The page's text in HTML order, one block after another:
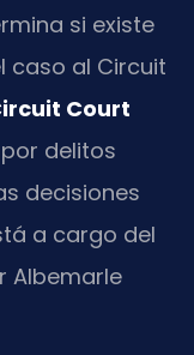
si existe
caso al Circuit
Court
delitos
decisiones
a cargo del
Albemarle